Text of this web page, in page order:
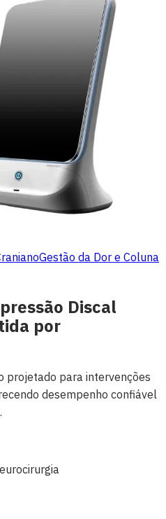
Gestão da Dor e Coluna
Discal
por
projetado para intervenções
desempenho confiável